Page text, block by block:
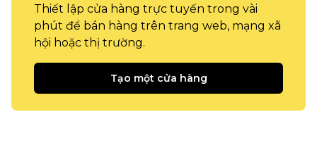
Thiết lập cửa hàng trực tuyến trong vài
phút để bán hàng trên trang web, mạng xã
hội hoặc thị trường.
Tạo một cửa hàng